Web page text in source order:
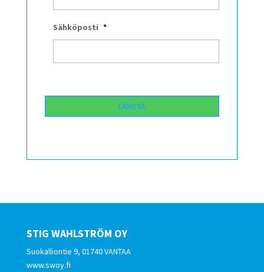
Sähköposti *
STIG WAHLSTRÖM OY
Suokalliontie 9, 01740 VANTAA
www.swoy.fi